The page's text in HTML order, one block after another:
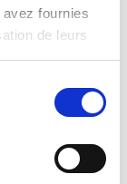
fournies
de leurs